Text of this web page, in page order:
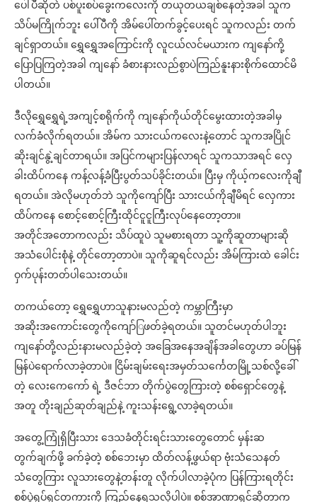
ပေါ်ပီဆိုတဲ ပစ်ပူးစပ်ခွေးကလေးကို တယုတယချစ်နေတဲ့အခါ သူက
သိပ်မကြိုက်ဘူး ပေါ်ပီကို အိမ်ပေါ်တက်ခွင့်ပေးရင် သူကလည်း တက်
ချင်ရှာတယ်။ ရွှေရွှေအကြောင်းကို လူငယ်လင်မယားက ကျနော်ကို့
ပြောပြကြတဲ့အခါ ကျနော် ခံစားနားလည်စွာပဲကြည်နူးနားစိုက်ထောင်မိ
ပါတယ်။
ဒီလိုရွှေရွှေရဲ့အကျင့်စရိုက်ကို ကျနော်ကိုယ်တိုင်မွေးထားတဲ့အခါမှ
လက်ခံလိုက်ရတယ်။ အိမ်က သားငယ်ကလေးနဲ့တောင် သူကအပြိုင်
ဆိုးချင်နွဲ့ချင်တာရယ်။ အပြင်ကများပြန်လာရင် သူကသာအရင် လှေ
ခါးထိပ်ကနေ ကန့်လန့်ခံပြီးပွတ်သပ်ခိုင်းတယ်။ ပြီးမှ ကိုယ့်ကလေးကိုချီ
ရတယ်။ အဲလိုမဟုတ်ဘဲ သူကိုကျော်ပြီး သားငယ်ကိုချီမိရင် လှေကား
ထိပ်ကနေ စောင့်စောင့်ကြီးထိုင်ငူငူကြီးလုပ်နေတော့တာ။
အတိုင်အတောကလည်း သိပ်ထူပဲ သူမစားရတာ သူ့ကိုဆူတာများဆို
အသံပေါင်းစုံနဲ့ တိုင်တော့တာပဲ။ သူကိုဆူရင်လည်း အိမ်ကြားထဲ ခေါင်း
ဝှက်ပုန်းတတ်ပါသေးတယ်။
တကယ်တော့ ရွှေရွှေဟာသူနားမလည်တဲ့ ကမ္ဘာကြီးမှာ
အဆိုးအကောင်းတွေကိုကျော်ြဖတ်ခဲ့ရတယ်။ သူတင်မဟုတ်ပါဘူး
ကျနော်တို့လည်းနားမလည်ခဲ့တဲ့ အခြေအနေအချိန်အခါတွေဟာ ခပ်မြန်
မြန်ပဲရောက်လာခဲ့တာပဲ။ ငြိမ်းချမ်းရေးအမှတ်သင်္ကေတမြို့သစ်လို့ခေါ်
တဲ့ လေးကေကော် ရဲ့ ဒီဇင်ဘာ တိုက်ပွဲတွေကြားတဲ့ စစ်ရှောင်တွေနဲ့
အတူ တိုးချည်ဆုတ်ချည်နဲ့ ကူးသန်းရွေ့လာခဲ့ရတယ်။
အတွေ့ကြုံရှိပြီးသား ဒေသခံတိုင်းရင်းသားတွေတောင် မှန်းဆ
တွက်ချက်ဖို့ ခက်ခဲ့တဲ့ စစ်ဘေးမှာ ထိတ်လန့်ဖွယ်ရာ ဗုံးသံသေနတ်
သံတွေကြား လူသားတွေနဲ့တန်းတူ လိုက်ပါလာခဲ့ပုံက ပြန်ကြားရတိုင်း
စစ်ပွဲရုပ်ရှင်တကားကို ကြည့်နေရသလိုပါပဲ။ စစ်အာဏာရှင်ဆိုတာက